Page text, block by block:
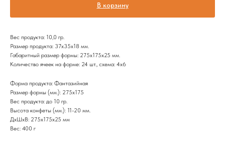
В корзину
Вес продукта: 10,0 гр.
Размер продукта: 37x35х18 мм.
Габаритный размер формы: 275х175х25 мм.
Количество ячеек на форме: 24 шт., схема: 4х6
Форма продукта: Фантазийная
Размер формы (мм.): 275х175
Вес продукта: до 10 гр.
Высота конфеты (мм.): 11-20 мм.
ДxШxВ: 275x175x25 мм
Вес: 400 г